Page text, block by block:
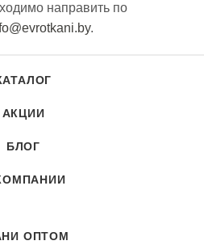
направить по
.
АКЦИИ
БЛОГ
ОПТОМ